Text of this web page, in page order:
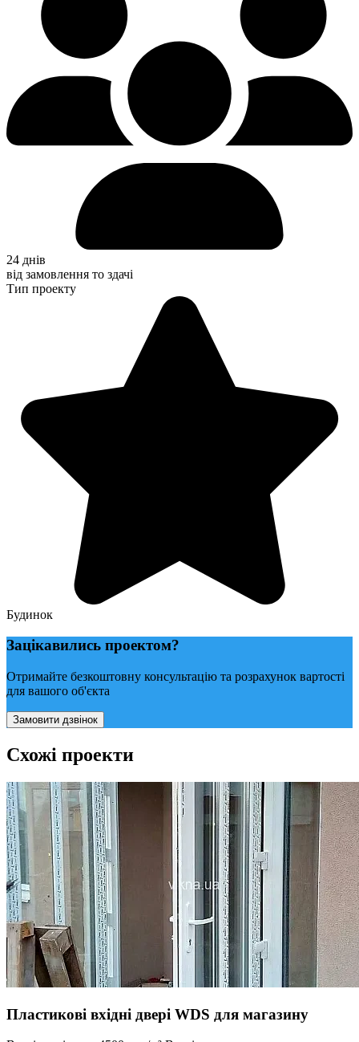
24 днів
від замовлення то здачі
Тип проекту
Будинок
Зацікавились проектом?
Отримайте безкоштовну консультацію та розрахунок вартості
для вашого об'єкта
Замовити дзвінок
Схожі проекти
Пластикові вхідні двері WDS для магазину